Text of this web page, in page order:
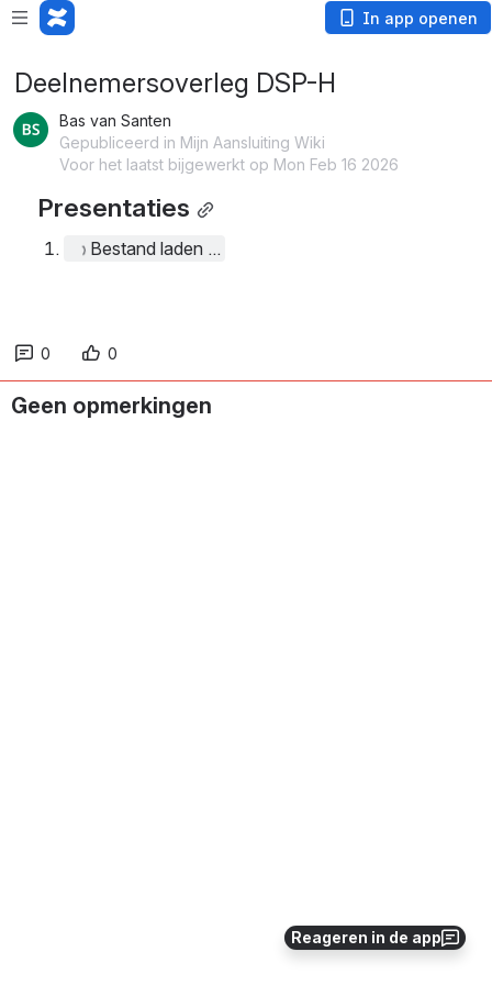
In app openen
Reageren in de app
Deelnemersoverleg DSP-H
Bas van Santen
Gepubliceerd in Mijn Aansluiting Wiki
Voor het laatst bijgewerkt op Mon Feb 16 2026
Presentaties
Bestand laden ...
0 0
Geen opmerkingen